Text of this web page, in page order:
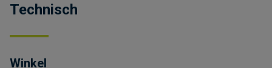
Technisch
Winkel